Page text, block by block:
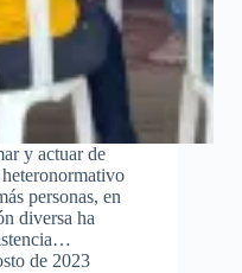
y actuar de
personas, en
diversa ha
de 2023